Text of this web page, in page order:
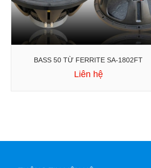
BASS 50 TỪ FERRITE SA-1802FT
Liên hệ